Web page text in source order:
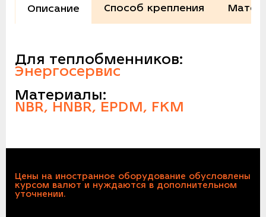
Описание Способ крепления
Для теплобменников:
Энергосервис
Материалы:
NBR, HNBR, EPDM, FKM
Цены на иностранное оборудование обусловлены
курсом валют и нуждаются в дополнительном
уточнении.